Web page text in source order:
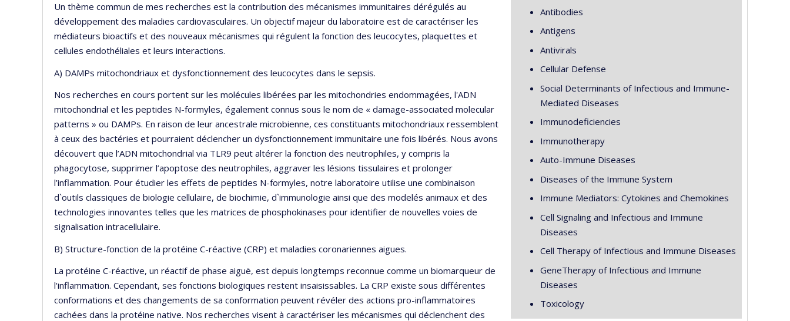
Un thème commun de mes recherches est la contribution des mécanismes immunitaires dérégulés au
développement des maladies cardiovasculaires. Un objectif majeur du laboratoire est de caractériser les
médiateurs bioactifs et des nouveaux mécanismes qui régulent la fonction des leucocytes, plaquettes et
cellules endothéliales et leurs interactions.
A) DAMPs mitochondriaux et dysfonctionnement des leucocytes dans le sepsis.
Nos recherches en cours portent sur les molécules libérées par les mitochondries endommagées, l'ADN
mitochondrial et les peptides N-formyles, également connus sous le nom de « damage-associated molecular
patterns » ou DAMPs. En raison de leur ancestrale microbienne, ces constituants mitochondriaux ressemblent
à ceux des bactéries et pourraient déclencher un dysfonctionnement immunitaire une fois libérés. Nous avons
découvert que l’ADN mitochondrial via TLR9 peut altérer la fonction des neutrophiles, y compris la
phagocytose, supprimer l’apoptose des neutrophiles, aggraver les lésions tissulaires et prolonger
l’inflammation. Pour étudier les effets de peptides N-formyles, notre laboratoire utilise une combinaison
d`outils classiques de biologie cellulaire, de biochimie, d`immunologie ainsi que des modelés animaux et des
technologies innovantes telles que les matrices de phosphokinases pour identifier de nouvelles voies de
signalisation intracellulaire.
B) Structure-fonction de la protéine C-réactive (CRP) et maladies coronariennes aigues.
La protéine C-réactive, un réactif de phase aiguë, est depuis longtemps reconnue comme un biomarqueur de
l'inflammation. Cependant, ses fonctions biologiques restent insaisissables. La CRP existe sous différentes
conformations et des changements de sa conformation peuvent révéler des actions pro-inflammatoires
cachées dans la protéine native. Nos recherches visent à caractériser les mécanismes qui déclenchent des
Antibodies
Antigens
Antivirals
Cellular Defense
Social Determinants of Infectious and Immune-
Mediated Diseases
Immunodeficiencies
Immunotherapy
Auto-Immune Diseases
Diseases of the Immune System
Immune Mediators: Cytokines and Chemokines
Cell Signaling and Infectious and Immune
Diseases
Cell Therapy of Infectious and Immune Diseases
GeneTherapy of Infectious and Immune
Diseases
Toxicology